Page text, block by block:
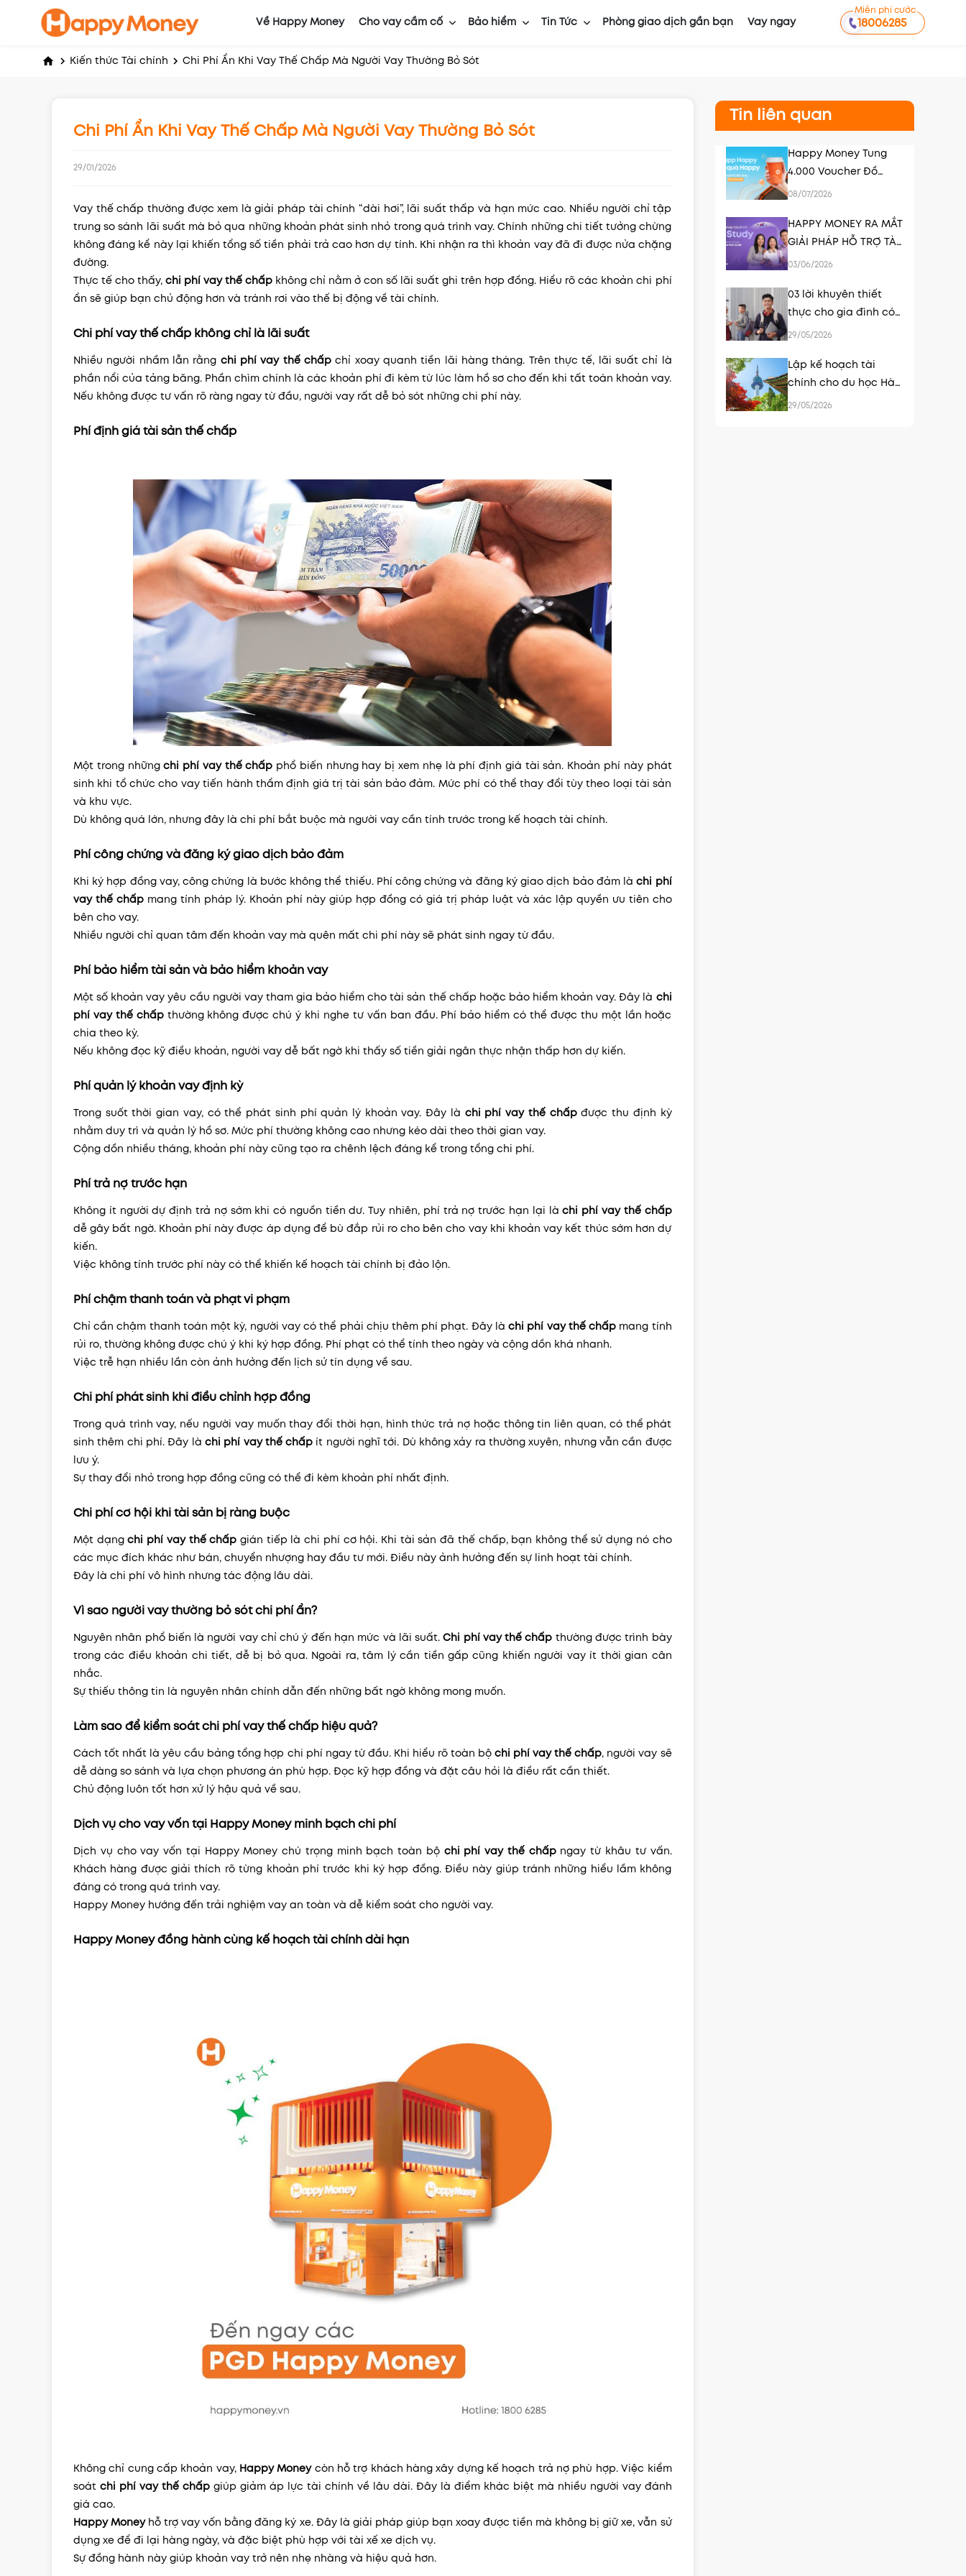
Về Happy Money Cho vay cầm cố Bảo hiểm Tin Tức Phòng giao dịch gần bạn Vay ngay
Miễn phí cước
18006285
Kiến thức Tài chính Chi Phí Ẩn Khi Vay Thế Chấp Mà Người Vay Thường Bỏ Sót
Chi Phí Ẩn Khi Vay Thế Chấp Mà Người Vay Thường Bỏ Sót
29/01/2026
Vay thế chấp thường được xem là giải pháp tài chính “dài hơi”, lãi suất thấp và hạn mức cao. Nhiều người chỉ tập
trung so sánh lãi suất mà bỏ qua những khoản phát sinh nhỏ trong quá trình vay. Chính những chi tiết tưởng chừng
không đáng kể này lại khiến tổng số tiền phải trả cao hơn dự tính. Khi nhận ra thì khoản vay đã đi được nửa chặng
đường.
Thực tế cho thấy,chi phí vay thế chấp không chỉ nằm ở con số lãi suất ghi trên hợp đồng. Hiểu rõ các khoản chi phí
ẩn sẽ giúp bạn chủ động hơn và tránh rơi vào thế bị động về tài chính.
Chi phí vay thế chấp không chỉ là lãi suất
Nhiều người nhầm lẫn rằng chi phí vay thế chấpchỉ xoay quanh tiền lãi hàng tháng. Trên thực tế, lãi suất chỉ là
phần nổi của tảng băng. Phần chìm chính là các khoản phí đi kèm từ lúc làm hồ sơ cho đến khi tất toán khoản vay.
Nếu không được tư vấn rõ ràng ngay từ đầu, người vay rất dễ bỏ sót những chi phí này.
Phí định giá tài sản thế chấp
Một trong nhữngchi phí vay thế chấp phổ biến nhưng hay bị xem nhẹ là phí định giá tài sản. Khoản phí này phát
sinh khi tổ chức cho vay tiến hành thẩm định giá trị tài sản bảo đảm. Mức phí có thể thay đổi tùy theo loại tài sản
và khu vực.
Dù không quá lớn, nhưng đây là chi phí bắt buộc mà người vay cần tính trước trong kế hoạch tài chính.
Phí công chứng và đăng ký giao dịch bảo đảm
Khi ký hợp đồng vay, công chứng là bước không thể thiếu. Phí công chứng và đăng ký giao dịch bảo đảm làchi phí
vay thế chấpmang tính pháp lý. Khoản phí này giúp hợp đồng có giá trị pháp luật và xác lập quyền ưu tiên cho
bên cho vay.
Nhiều người chỉ quan tâm đến khoản vay mà quên mất chi phí này sẽ phát sinh ngay từ đầu.
Phí bảo hiểm tài sản và bảo hiểm khoản vay
Một số khoản vay yêu cầu người vay tham gia bảo hiểm cho tài sản thế chấp hoặc bảo hiểm khoản vay. Đây là chi
phí vay thế chấpthường không được chú ý khi nghe tư vấn ban đầu. Phí bảo hiểm có thể được thu một lần hoặc
chia theo kỳ.
Nếu không đọc kỹ điều khoản, người vay dễ bất ngờ khi thấy số tiền giải ngân thực nhận thấp hơn dự kiến.
Phí quản lý khoản vay định kỳ
Trong suốt thời gian vay, có thể phát sinh phí quản lý khoản vay. Đây là chi phí vay thế chấpđược thu định kỳ
nhằm duy trì và quản lý hồ sơ. Mức phí thường không cao nhưng kéo dài theo thời gian vay.
Cộng dồn nhiều tháng, khoản phí này cũng tạo ra chênh lệch đáng kể trong tổng chi phí.
Phí trả nợ trước hạn
Không ít người dự định trả nợ sớm khi có nguồn tiền dư. Tuy nhiên, phí trả nợ trước hạn lại làchi phí vay thế chấp
dễ gây bất ngờ. Khoản phí này được áp dụng để bù đắp rủi ro cho bên cho vay khi khoản vay kết thúc sớm hơn dự
kiến.
Việc không tính trước phí này có thể khiến kế hoạch tài chính bị đảo lộn.
Phí chậm thanh toán và phạt vi phạm
Chỉ cần chậm thanh toán một kỳ, người vay có thể phải chịu thêm phí phạt. Đây làchi phí vay thế chấp mang tính
rủi ro, thường không được chú ý khi ký hợp đồng. Phí phạt có thể tính theo ngày và cộng dồn khá nhanh.
Việc trễ hạn nhiều lần còn ảnh hưởng đến lịch sử tín dụng về sau.
Chi phí phát sinh khi điều chỉnh hợp đồng
Trong quá trình vay, nếu người vay muốn thay đổi thời hạn, hình thức trả nợ hoặc thông tin liên quan, có thể phát
sinh thêm chi phí. Đây là chi phí vay thế chấp ít người nghĩ tới. Dù không xảy ra thường xuyên, nhưng vẫn cần được
lưu ý.
Sự thay đổi nhỏ trong hợp đồng cũng có thể đi kèm khoản phí nhất định.
Chi phí cơ hội khi tài sản bị ràng buộc
Một dạngchi phí vay thế chấp gián tiếp là chi phí cơ hội. Khi tài sản đã thế chấp, bạn không thể sử dụng nó cho
các mục đích khác như bán, chuyển nhượng hay đầu tư mới. Điều này ảnh hưởng đến sự linh hoạt tài chính.
Đây là chi phí vô hình nhưng tác động lâu dài.
Vì sao người vay thường bỏ sót chi phí ẩn?
Nguyên nhân phổ biến là người vay chỉ chú ý đến hạn mức và lãi suất.Chi phí vay thế chấp thường được trình bày
trong các điều khoản chi tiết, dễ bị bỏ qua. Ngoài ra, tâm lý cần tiền gấp cũng khiến người vay ít thời gian cân
nhắc.
Sự thiếu thông tin là nguyên nhân chính dẫn đến những bất ngờ không mong muốn.
Làm sao để kiểm soát chi phí vay thế chấp hiệu quả?
Cách tốt nhất là yêu cầu bảng tổng hợp chi phí ngay từ đầu. Khi hiểu rõ toàn bộchi phí vay thế chấp, người vay sẽ
dễ dàng so sánh và lựa chọn phương án phù hợp. Đọc kỹ hợp đồng và đặt câu hỏi là điều rất cần thiết.
Chủ động luôn tốt hơn xử lý hậu quả về sau.
Dịch vụ cho vay vốn tại Happy Money minh bạch chi phí
Dịch vụ cho vay vốn tại Happy Money chú trọng minh bạch toàn bộ chi phí vay thế chấpngay từ khâu tư vấn.
Khách hàng được giải thích rõ từng khoản phí trước khi ký hợp đồng. Điều này giúp tránh những hiểu lầm không
đáng có trong quá trình vay.
Happy Money hướng đến trải nghiệm vay an toàn và dễ kiểm soát cho người vay.
Happy Money đồng hành cùng kế hoạch tài chính dài hạn
Không chỉ cung cấp khoản vay, Happy Moneycòn hỗ trợ khách hàng xây dựng kế hoạch trả nợ phù hợp. Việc kiểm
soát chi phí vay thế chấpgiúp giảm áp lực tài chính về lâu dài. Đây là điểm khác biệt mà nhiều người vay đánh
giá cao.
Happy Moneyhỗ trợ vay vốn bằng đăng ký xe. Đây là giải pháp giúp bạn xoay được tiền mà không bị giữ xe, vẫn sử
dụng xe để đi lại hàng ngày, và đặc biệt phù hợp với tài xế xe dịch vụ.
Sự đồng hành này giúp khoản vay trở nên nhẹ nhàng và hiệu quả hơn.
Tin liên quan
Happy Money Tung
4.000 Voucher Đồ
Uống Tri Ân Khách
08/07/2026
HAPPY MONEY RA MẮT
GIẢI PHÁP HỖ TRỢ TÀI
CHÍNH DU HỌC HÀN
03/06/2026
03 lời khuyên thiết
thực cho gia đình có
con du học tại Hàn
29/05/2026
Lập kế hoạch tài
chính cho du học Hàn
Quốc - chuẩn bị sớm,
29/05/2026